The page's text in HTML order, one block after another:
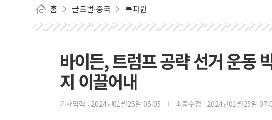
홈 글로벌·중국 특파원
바이든, 트럼프 공략 선거 운동
지 이끌어내
기사입력 : 2024년01월25일 05:05 최종수정 : 2024년01월25일